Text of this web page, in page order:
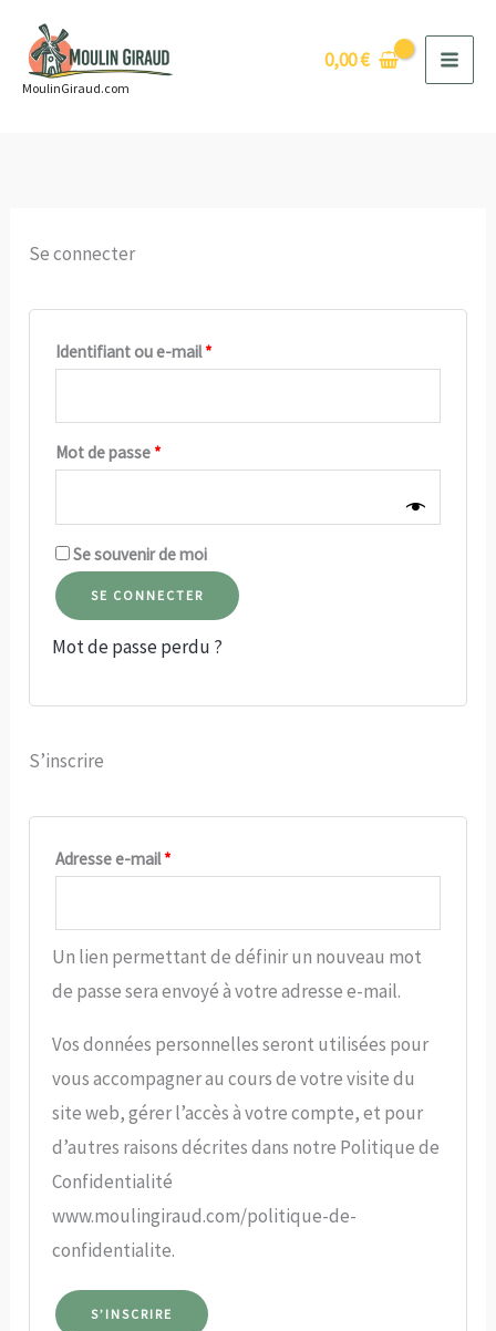
contenu
MoulinGiraud.com
0,00€
Se connecter
Identifiant ou e-mail*Obligatoire
Mot de passe *Obligatoire
Se souvenir de moi
SE CONNECTER
Mot de passe perdu ?
S’inscrire
Adresse e-mail*Obligatoire
Un lien permettant de définir un nouveau mot
de passe sera envoyé à votre adresse e-mail.
Vos données personnelles seront utilisées pour
vous accompagner au cours de votre visite du
site web, gérer l’accès à votre compte, et pour
d’autres raisons décrites dans notre Politique de
Confidentialité
www.moulingiraud.com/politique-de-
confidentialite.
S’INSCRIRE